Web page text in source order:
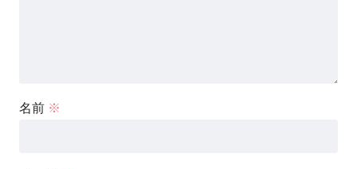
名前 ※